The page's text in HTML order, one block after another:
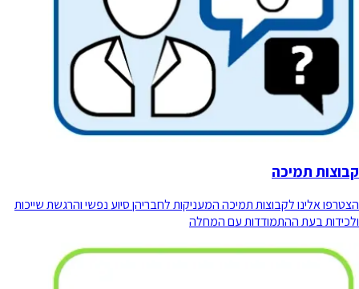
קבוצות תמיכה
הצטרפו אלינו לקבוצות תמיכה המעניקות לחבריהן סיוע נפשי והרגשת שייכות
ולכידות בעת ההתמודדות עם המחלה